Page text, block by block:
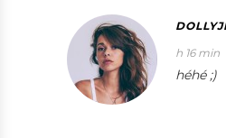
h 16 min
héhé ;)